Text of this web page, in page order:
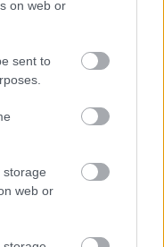
on web or
sent to
storage
web or
olyan
mint a Paradise